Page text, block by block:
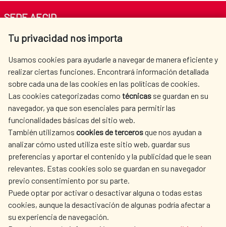
Tu privacidad nos importa
Usamos cookies para ayudarle a navegar de manera eficiente y
realizar ciertas funciones. Encontrará información detallada
sobre cada una de las cookies en las políticas de cookies.
Las cookies categorizadas como técnicas se guardan en su
navegador, ya que son esenciales para permitir las
funcionalidades básicas del sitio web.
También utilizamos cookies de tercerosque nos ayudan a
analizar cómo usted utiliza este sitio web, guardar sus
preferencias y aportar el contenido y la publicidad que le sean
relevantes. Estas cookies solo se guardan en su navegador
previo consentimiento por su parte.
Puede optar por activar o desactivar alguna o todas estas
cookies, aunque la desactivación de algunas podría afectar a
su experiencia de navegación.
SEDE AECID
Av. Reyes Católicos 4 - 28040 Madrid
centro.informacion@aecid.es
LA AECID
DÓNDE COOPERAMOS
ACCIÓN HUMANITARIA
SALA DE PRENSA
CULTURA Y CIENCIA
BIBLIOTECA
NUESTRAS REDES SOCIALES